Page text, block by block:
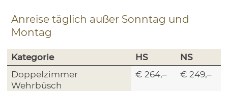
Anreise täglich außer Sonntag und
Montag
Kategorie HS
NS
Doppelzimmer
Wehrbüsch
€ 264,– € 249,–